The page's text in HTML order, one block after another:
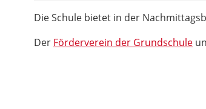
Die Schule bietet in der
Der Förderverein der Grundschule